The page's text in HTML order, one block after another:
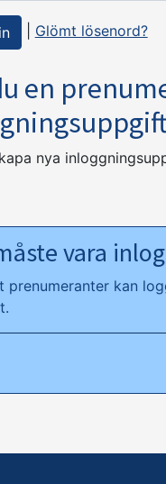
Glömt lösenord?
en
nya
vara
prenumeranter kan